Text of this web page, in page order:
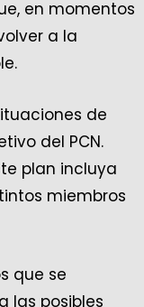
en momentos
a la
de
del PCN.
plan incluya
miembros
que se
las posibles